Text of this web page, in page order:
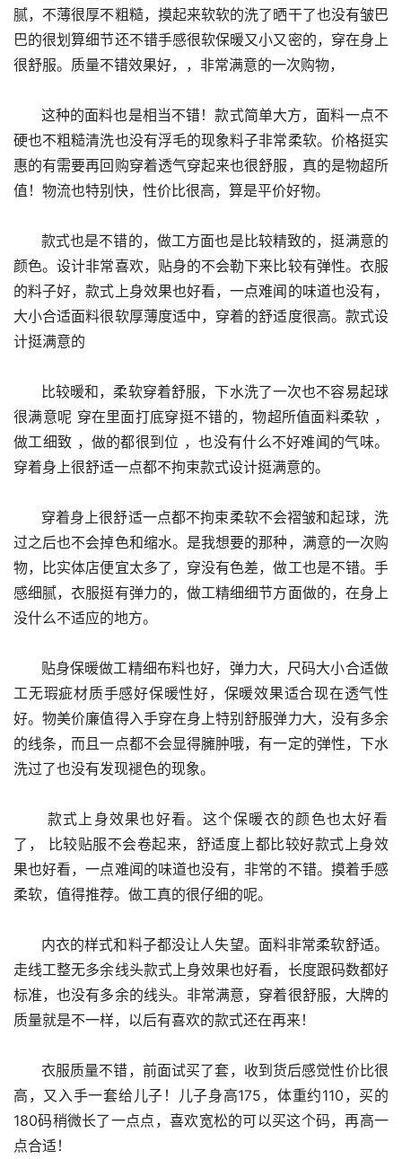
腻，不薄很厚不粗糙，摸起来软软的洗了晒干了也没有皱巴
巴的很划算细节还不错手感很软保暖又小又密的，穿在身上
很舒服。质量不错效果好，，非常满意的一次购物，
硬也不粗糙清洗也没有浮毛的现象料子非常柔软。价格挺实
惠的有需要再回购穿着透气穿起来也很舒服，真的是物超所
值！物流也特别快，性价比很高，算是平价好物。
颜色。设计非常喜欢，贴身的不会勒下来比较有弹性。衣服
的料子好，款式上身效果也好看，一点难闻的味道也没有，
大小合适面料很软厚薄度适中，穿着的舒适度很高。款式设
计挺满意的
很满意呢 穿在里面打底穿挺不错的，物超所值面料柔软 ，
做工细致 ，做的都很到位 ，也没有什么不好难闻的气味。
穿着身上很舒适一点都不拘束款式设计挺满意的。
过之后也不会掉色和缩水。是我想要的那种，满意的一次购
物，比实体店便宜太多了，穿没有色差，做工也是不错。手
感细腻，衣服挺有弹力的，做工精细细节方面做的，在身上
没什么不适应的地方。
工无瑕疵材质手感好保暖性好，保暖效果适合现在透气性
好。物美价廉值得入手穿在身上特别舒服弹力大，没有多余
的线条，而且一点都不会显得臃肿哦，有一定的弹性，下水
洗过了也没有发现褪色的现象。
了， 比较贴服不会卷起来，舒适度上都比较好款式上身效
果也好看，一点难闻的味道也没有，非常的不错。摸着手感
柔软，值得推荐。做工真的很仔细的呢。
走线工整无多余线头款式上身效果也好看，长度跟码数都好
标准，也没有多余的线头。非常满意，穿着很舒服，大牌的
质量就是不一样，以后有喜欢的款式还在再来！
高，又入手一套给儿子！儿子身高175，体重约110，买的
180码稍微长了一点点，喜欢宽松的可以买这个码，再高一
点合适！